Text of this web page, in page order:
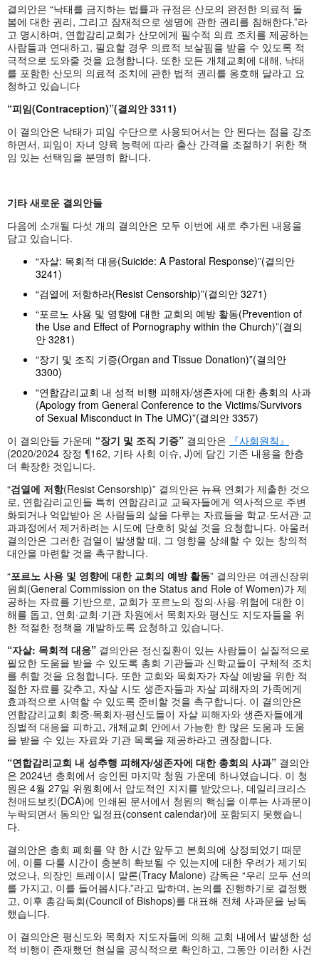
결의안은 “낙태를 금지하는 법률과 규정은 산모의 완전한 의료적 돌
봄에 대한 권리, 그리고 잠재적으로 생명에 관한 권리를 침해한다.”라
고 명시하며, 연합감리교회가 산모에게 필수적 의료 조치를 제공하는
사람들과 연대하고, 필요할 경우 의료적 보살핌을 받을 수 있도록 적
극적으로 도와줄 것을 요청합니다. 또한 모든 개체교회에 대해, 낙태
를 포함한 산모의 의료적 조치에 관한 법적 권리를 옹호해 달라고 요
청하고 있습니다
“피임(Contraception)”(결의안 3311)
이 결의안은 낙태가 피임 수단으로 사용되어서는 안 된다는 점을 강조
하면서, 피임이 자녀 양육 능력에 따라 출산 간격을 조절하기 위한 책
임 있는 선택임을 분명히 합니다.
기타 새로운 결의안들
다음에 소개될 다섯 개의 결의안은 모두 이번에 새로 추가된 내용을
담고 있습니다.
“자살: 목회적 대응(Suicide: A Pastoral Response)”(결의안
3241)
“검열에 저항하라(Resist Censorship)”(결의안 3271)
“포르노 사용 및 영향에 대한 교회의 예방 활동(Prevention of
the Use and Effect of Pornography within the Church)”(결의
안 3281)
“장기 및 조직 기증(Organ and Tissue Donation)”(결의안
3300)
“연합감리교회 내 성적 비행 피해자/생존자에 대한 총회의 사과
(Apology from General Conference to the Victims/Survivors
of Sexual Misconduct in The UMC)”(결의안 3357)
이 결의안들 가운데 “장기 및 조직 기증” 결의안은
『사회원칙』
(2020/2024 장정 ¶162, 기타 사회 이슈, J)에 담긴 기존 내용을 한층
더 확장한 것입니다.
“검열에 저항(Resist Censorship)” 결의안은 뉴욕 연회가 제출한 것으
로, 연합감리교인들 특히 연합감리교 교육자들에게 역사적으로 주변
화되거나 억압받아 온 사람들의 삶을 다루는 자료들을 학교·도서관·교
과과정에서 제거하려는 시도에 단호히 맞설 것을 요청합니다. 아울러
결의안은 그러한 검열이 발생할 때, 그 영향을 상쇄할 수 있는 창의적
대안을 마련할 것을 촉구합니다.
“포르노 사용 및 영향에 대한 교회의 예방 활동” 결의안은 여권신장위
원회(General Commission on the Status and Role of Women)가 제
공하는 자료를 기반으로, 교회가 포르노의 정의·사용·위험에 대한 이
해를 돕고, 연회·교회·기관 차원에서 목회자와 평신도 지도자들을 위
한 적절한 정책을 개발하도록 요청하고 있습니다.
“자살: 목회적 대응” 결의안은 정신질환이 있는 사람들이 실질적으로
필요한 도움을 받을 수 있도록 총회 기관들과 신학교들이 구체적 조치
를 취할 것을 요청합니다. 또한 교회와 목회자가 자살 예방을 위한 적
절한 자료를 갖추고, 자살 시도 생존자들과 자살 피해자의 가족에게
효과적으로 사역할 수 있도록 준비할 것을 촉구합니다. 이 결의안은
연합감리교회 회중·목회자·평신도들이 자살 피해자와 생존자들에게
징벌적 대응을 피하고, 개체교회 안에서 가능한 한 많은 도움과 도움
을 받을 수 있는 자료와 기관 목록을 제공하라고 권장합니다.
“연합감리교회 내 성추행 피해자/생존자에 대한 총회의 사과” 결의안
은 2024년 총회에서 승인된 마지막 청원 가운데 하나였습니다. 이 청
원은 4월 27일 위원회에서 압도적인 지지를 받았으나, 데일리크리스
천애드보킷(DCA)에 인쇄된 문서에서 청원의 핵심을 이루는 사과문이
누락되면서 동의안 일정표(consent calendar)에 포함되지 못했습니
다.
결의안은 총회 폐회를 약 한 시간 앞두고 본회의에 상정되었기 때문
에, 이를 다룰 시간이 충분히 확보될 수 있는지에 대한 우려가 제기되
었으나, 의장인 트레이시 말론(Tracy Malone) 감독은 “우리 모두 선의
를 가지고, 이를 들어봅시다.”라고 말하며, 논의를 진행하기로 결정했
고, 이후 총감독회(Council of Bishops)를 대표해 전체 사과문을 낭독
했습니다.
이 결의안은 평신도와 목회자 지도자들에 의해 교회 내에서 발생한 성
적 비행이 존재했던 현실을 공식적으로 확인하고, 그동안 이러한 사건